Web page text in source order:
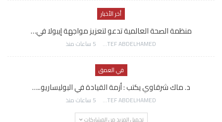
أخر الأخبار
منظمة الصحة العالمية تدعو لتعزيز مواجهة إيبولا في…
AWATEF ABDELHAMED 5 ساعات منذ
في العمق
د. ماك شرقاوي يكتب : أزمة القيادة في البوليساريو..…
AWATEF ABDELHAMED 5 ساعات منذ
تحميل المزيد من المشاركات